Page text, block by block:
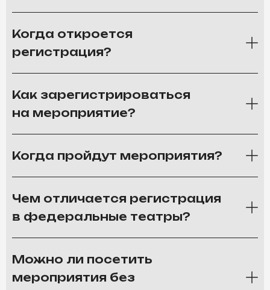
Когда откроется
регистрация?
Как зарегистрироваться
на мероприятие?
Когда пройдут мероприятия?
Чем отличается регистрация
в федеральные театры?
Можно ли посетить
мероприятия без